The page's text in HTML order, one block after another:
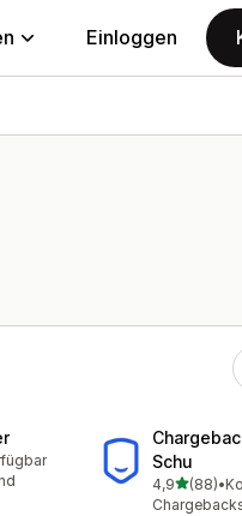
Einloggen
Schu
4,9von 5
(88)
88 •